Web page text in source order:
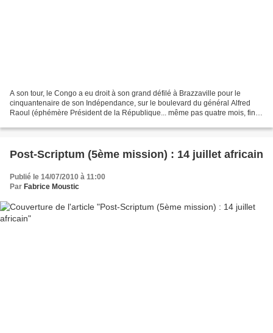
A son tour, le Congo a eu droit à son grand défilé à Brazzaville pour le
cinquantenaire de son Indépendance, sur le boulevard du général Alfred
Raoul (éphémère Président de la République... même pas quatre mois, fin
Post-Scriptum (5ème mission) : 14 juillet africain
Publié le 14/07/2010 à 11:00
Par Fabrice Moustic